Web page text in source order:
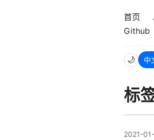
首页
Github
🌙 中
标
2021-